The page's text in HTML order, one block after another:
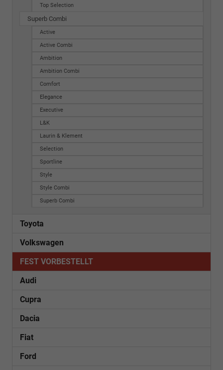
Top Selection
Superb Combi
Active
Active Combi
Ambition
Ambition Combi
Comfort
Elegance
Executive
L&K
Laurin & Klement
Selection
Sportline
Style
Style Combi
Superb Combi
Toyota
Volkswagen
FEST VORBESTELLT
Audi
Cupra
Dacia
Fiat
Ford